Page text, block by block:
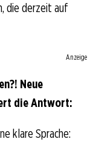
die derzeit auf
Anzeige
Neue
die Antwort:
klare Sprache: